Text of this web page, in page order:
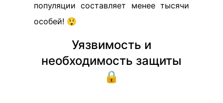
популяции составляет менее тысячи
особей! 😲
Уязвимость и
необходимость защиты
🔒